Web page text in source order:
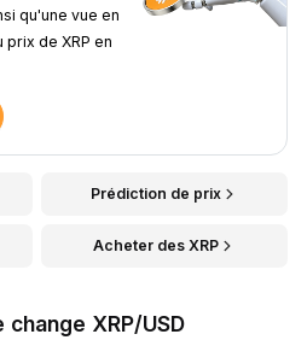
qu'une vue en
de XRP en
Prédiction de prix
Acheter des XRP
XRP/USD